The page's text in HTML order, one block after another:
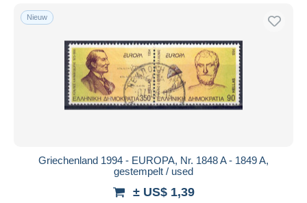
Nieuw
Griechenland 1994 - EUROPA, Nr. 1848 A - 1849 A,
gestempelt / used
± US$ 1,39